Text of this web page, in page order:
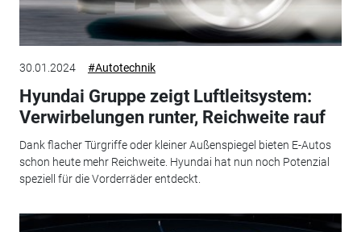
30.01.2024 #Autotechnik
Hyundai Gruppe zeigt Luftleitsystem:
Verwirbelungen runter, Reichweite rauf
Dank flacher Türgriffe oder kleiner Außenspiegel bieten E-Autos
schon heute mehr Reichweite. Hyundai hat nun noch Potenzial
speziell für die Vorderräder entdeckt.